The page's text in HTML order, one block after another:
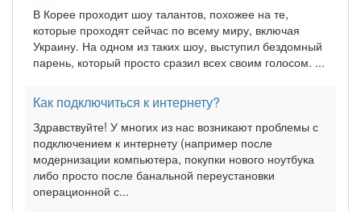
В Корее проходит шоу талантов, похожее на те,
которые проходят сейчас по всему миру, включая
Украину. На одном из таких шоу, выступил бездомный
парень, который просто сразил всех своим голосом. ...
Как подключиться к интернету?
Здравствуйте! У многих из нас возникают проблемы с
подключением к интернету (например после
модернизации компьютера, покупки нового ноутбука
либо просто после банальной переустановки
операционной с...